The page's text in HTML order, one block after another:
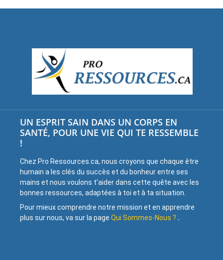
UN ESPRIT SAIN DANS UN CORPS EN
SANTÉ, POUR UNE VIE QUI TE RESSEMBLE
!
Chez Pro Ressources.ca, nous croyons que chaque être
humain a les clés du succès et du bonheur entre ses
mains et nous voulons t’aider dans cette quête avec les
bonnes ressources, adaptées à toi et à ta situation.
Pour mieux comprendre notre mission et en apprendre
plus sur nous, va sur la page Qui Sommes-Nous ? .